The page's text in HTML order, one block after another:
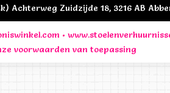
Zuidzijde 18, 3216 AB
•
voorwaarden van toepassing